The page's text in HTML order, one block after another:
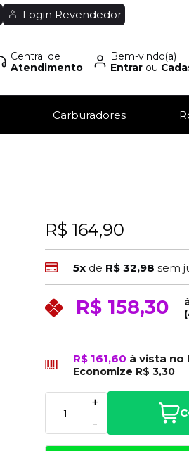
Login Revendedor
Central de
Atendimento
Bem-vindo(a)
Entrarou
Carburadores
R$ 164,90
5x de R$ 32,98 sem
R$ 158,30
R$ 161,60 à vista no
Economize R$ 3,30
-
+